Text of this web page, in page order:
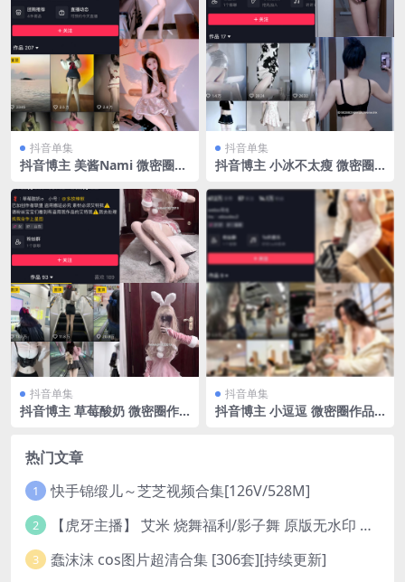
抖音单集
抖音博主 美酱Nami 微密圈作
抖音单集
抖音博主 小冰不太瘦 微密圈
新至：2024.9.1
抖音单集
抖音博主 草莓酸奶 微密圈作
抖音单集
抖音博主 小逗逗 微密圈作品
热门文章
1 快手锦缎儿～芝芝视频合集[126V/528M]
2 【虎牙主播】 艾米 烧舞福利/影子舞 原版无水印 （1v/130m）
3 蠢沫沫 cos图片超清合集 [306套][持续更新]